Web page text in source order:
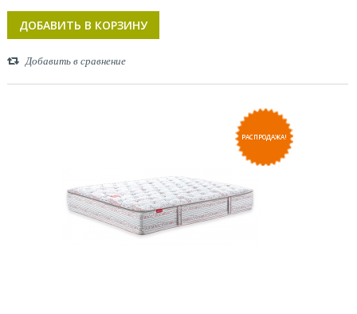
ДОБАВИТЬ В КОРЗИНУ
Добавить в сравнение
РАСПРОДАЖА!